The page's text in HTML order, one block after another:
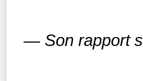
— Son rapport